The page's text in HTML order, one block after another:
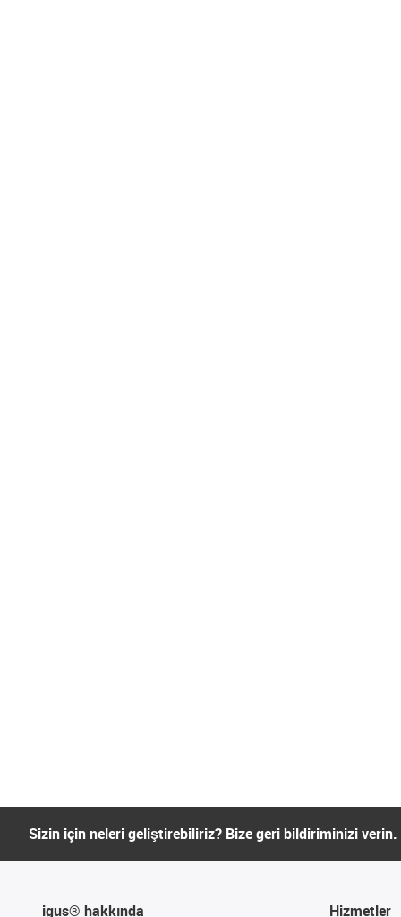
Sizin için neleri geliştirebiliriz? Bize geri bildiriminizi verin.
igus® hakkında Hizmetler